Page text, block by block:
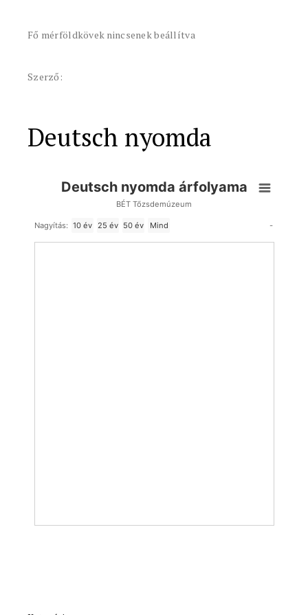
Fő mérföldkövek nincsenek beállítva
Szerző:
Deutsch nyomda
Deutsch nyomda árfolyama
BÉT Tőzsdemúzeum
Nagyítás: 10 év 25 év 50 év Mind -